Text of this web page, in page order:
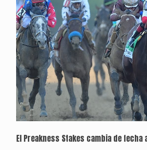
El Preakness Stakes cambia de